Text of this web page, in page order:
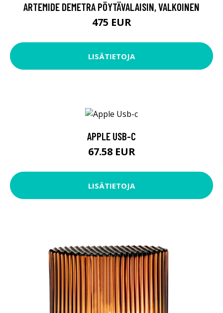
ARTEMIDE DEMETRA PÖYTÄVALAISIN, VALKOINEN
475 EUR
LISÄTIETOJA
APPLE USB-C
67.58 EUR
LISÄTIETOJA